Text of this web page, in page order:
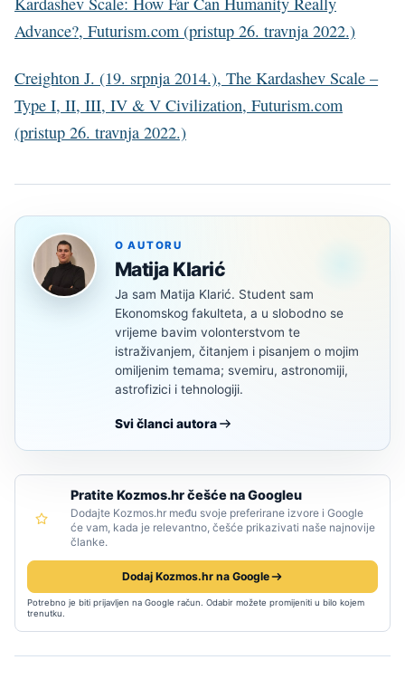
Advance?, Futurism.com (pristup 26. travnja 2022.)
Creighton J. (19. srpnja 2014.), The Kardashev Scale –
Type I, II, III, IV & V Civilization, Futurism.com
(pristup 26. travnja 2022.)
O AUTORU
Matija Klarić
Ja sam Matija Klarić. Student sam
Ekonomskog fakulteta, a u slobodno se
vrijeme bavim volonterstvom te
istraživanjem, čitanjem i pisanjem o mojim
omiljenim temama; svemiru, astronomiji,
astrofizici i tehnologiji.
Svi članci autora
Pratite Kozmos.hr češće na Googleu
Dodajte Kozmos.hr među svoje preferirane izvore i Google
će vam, kada je relevantno, češće prikazivati naše najnovije
članke.
Dodaj Kozmos.hr na Google
Potrebno je biti prijavljen na Google račun. Odabir možete promijeniti u bilo kojem
trenutku.